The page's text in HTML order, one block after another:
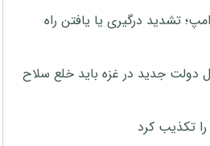
تشدید درگیری یا یافتن راه
جدید در غزه باید خلع سلاح
تکذیب کرد